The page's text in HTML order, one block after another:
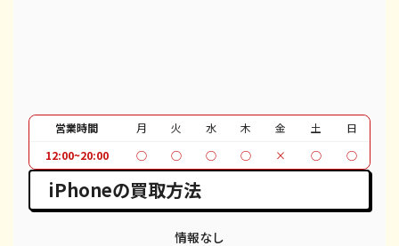
iPhone 11 Pro Max 都度見積(非公開) ¥39,600
営業時間 月 火 水 木 金 土
日
12:00~20:00
○ ○ ○ ○ × ○ ○
iPhoneの買取方法
情報なし